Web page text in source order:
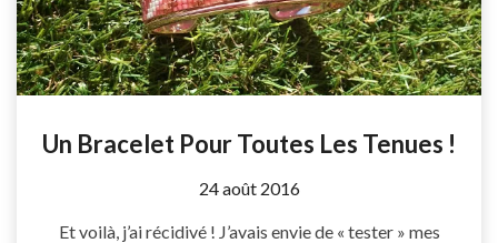
Un Bracelet Pour Toutes Les Tenues !
by
24 août 2016
Et voilà, j’ai récidivé ! J’avais envie de « tester » mes